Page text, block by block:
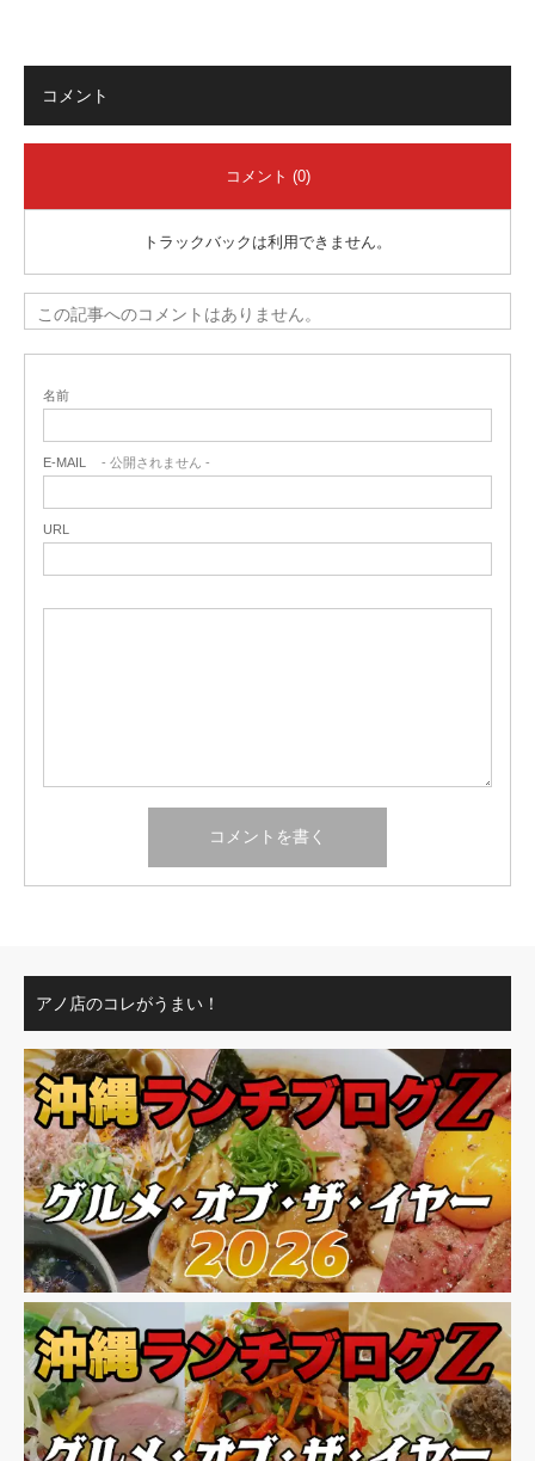
コメント
コメント (0)
トラックバックは利用できません。
この記事へのコメントはありません。
名前
E-MAIL - 公開されません -
URL
アノ店のコレがうまい！